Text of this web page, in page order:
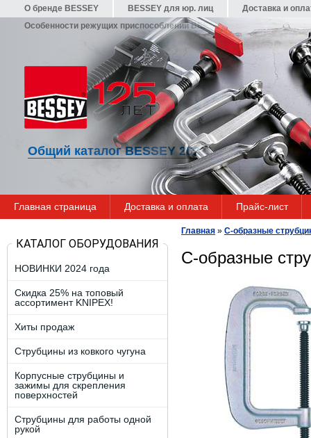
О бренде BESSEY BESSEY для юр. лиц
Доставка и
Особенности режущих приспособлений BESSEY
Гарантия
Общий каталог BESSEY 2021/22
Главная страница Доставка и оплата Прайс-лист
КАТАЛОГ ОБОРУДОВАНИЯ
НОВИНКИ 2024 года
Скидка 25% на топовый
ассортимент KNIPEX!
Хиты продаж
Струбцины из ковкого чугуна
Корпусные струбцины и
зажимы для скрепления
поверхностей
Струбцины для работы одной
рукой
Главная » C-образные
C-образные